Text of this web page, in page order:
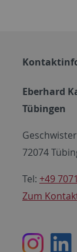
Eberhard
Tübingen
72074
Tel: +49
Zum
Instagram